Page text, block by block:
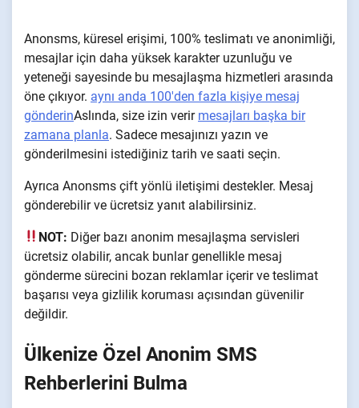
Anonsms, küresel erişimi, 100% teslimatı ve anonimliği,
mesajlar için daha yüksek karakter uzunluğu ve
yeteneği sayesinde bu mesajlaşma hizmetleri arasında
öne çıkıyor. aynı anda 100'den fazla kişiye mesaj
gönderinAslında, size izin verir mesajları başka bir
zamana planla. Sadece mesajınızı yazın ve
gönderilmesini istediğiniz tarih ve saati seçin.
Ayrıca Anonsms çift yönlü iletişimi destekler. Mesaj
gönderebilir ve ücretsiz yanıt alabilirsiniz.
NOT: Diğer bazı anonim mesajlaşma servisleri
ücretsiz olabilir, ancak bunlar genellikle mesaj
gönderme sürecini bozan reklamlar içerir ve teslimat
başarısı veya gizlilik koruması açısından güvenilir
değildir.
Ülkenize Özel Anonim SMS
Rehberlerini Bulma